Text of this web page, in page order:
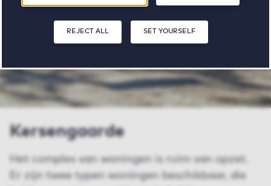
REJECT ALL SET YOURSELF
Kersengaarde
Het complex van woningen is ruim van opzet.
Er zijn twee typen woningen beschikbaar, die